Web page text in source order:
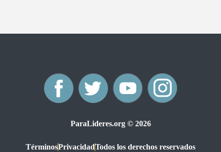
ParaLideres.org © 2026
TérminosPrivacidadTodos los derechos reservados
F
a
T
w
Y
o
I